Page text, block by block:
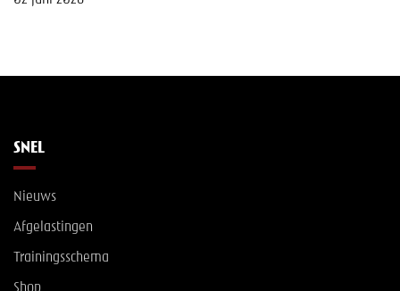
SNEL
Nieuws
Afgelastingen
Trainingsschema